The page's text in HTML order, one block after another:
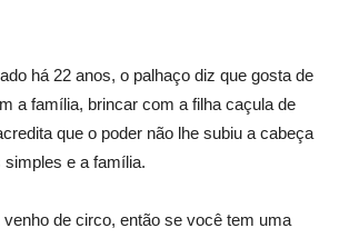
há 22 anos, o palhaço diz que gosta de
a família, brincar com a filha caçula de
que o poder não lhe subiu a cabeça
e a família.
venho de circo, então se você tem uma